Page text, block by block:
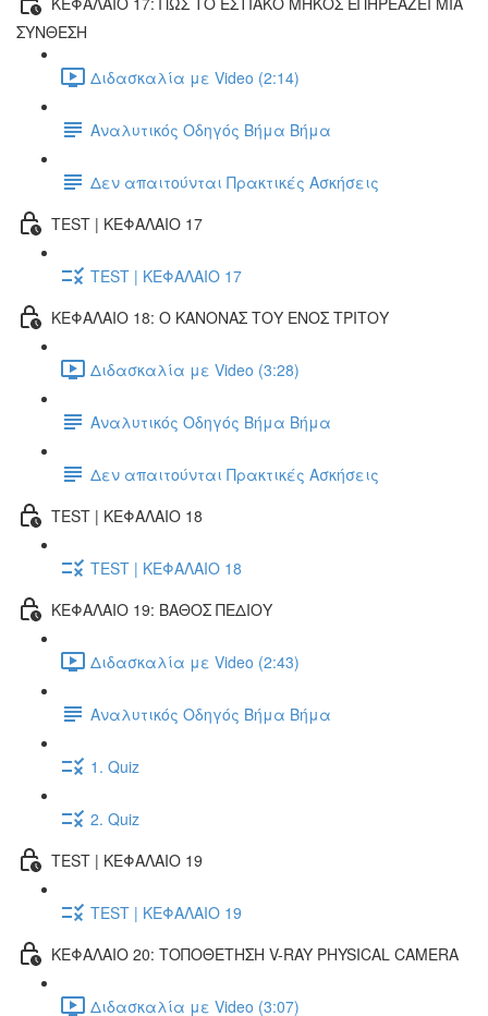
ΣΥΝΘΕΣΗ
Διδασκαλία με Video (2:14)
Αναλυτικός Οδηγός Βήμα Βήμα
Δεν απαιτούνται Πρακτικές Ασκήσεις
TEST | ΚΕΦΑΛΑΙΟ 17
TEST | ΚΕΦΑΛΑΙΟ 17
ΚΕΦΑΛΑΙΟ 18: Ο ΚΑΝΟΝΑΣ ΤΟΥ ΕΝΟΣ ΤΡΙΤΟΥ
Διδασκαλία με Video (3:28)
Αναλυτικός Οδηγός Βήμα Βήμα
Δεν απαιτούνται Πρακτικές Ασκήσεις
TEST | ΚΕΦΑΛΑΙΟ 18
TEST | ΚΕΦΑΛΑΙΟ 18
ΚΕΦΑΛΑΙΟ 19: ΒΑΘΟΣ ΠΕΔΙΟΥ
Διδασκαλία με Video (2:43)
Αναλυτικός Οδηγός Βήμα Βήμα
1. Quiz
2. Quiz
TEST | ΚΕΦΑΛΑΙΟ 19
TEST | ΚΕΦΑΛΑΙΟ 19
ΚΕΦΑΛΑΙΟ 20: ΤΟΠΟΘΕΤΗΣΗ V-RAY PHYSICAL CAMERA
Διδασκαλία με Video (3:07)